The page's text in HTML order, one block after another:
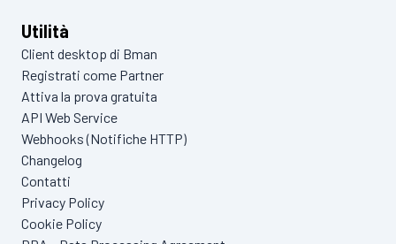
Utilità
Client desktop di Bman
Registrati come Partner
Attiva la prova gratuita
API Web Service
Webhooks (Notifiche HTTP)
Changelog
Contatti
Privacy Policy
Cookie Policy